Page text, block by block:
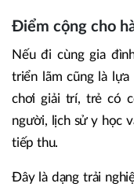
Điểm cộng cho
Nếu đi cùng gia
triển lãm cũng là lựa
chơi giải trí, trẻ có
người, lịch sử y học
tiếp thu.
Đây là dạng trải